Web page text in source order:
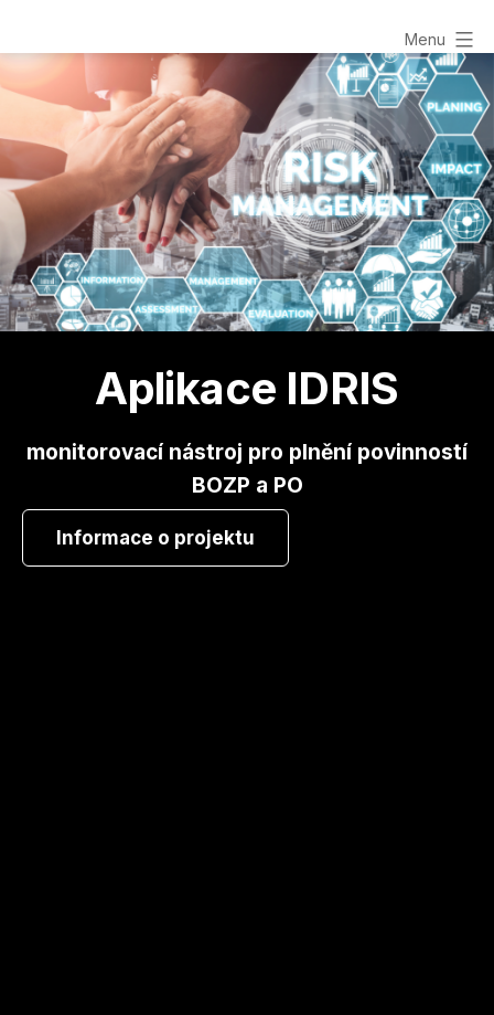
obsahu
Identifikace
a
hodnocení
rizik
pro
malé
podniky
Menu
Aplikace IDRIS
monitorovací nástroj pro plnění povinností
BOZP a PO
Informace o projektu